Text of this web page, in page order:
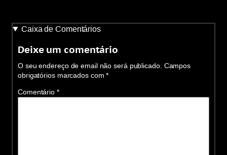
Caixa de Comentários
Deixe um comentário
O seu endereço de email não será publicado. Campos
obrigatórios marcados com*
Comentário *